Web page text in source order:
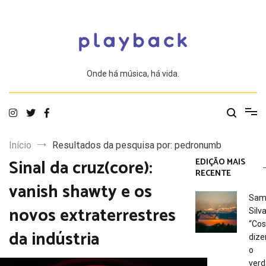
Onde há música, há vida.
Início Resultados da pesquisa por: pedronumb
Sinal da cruz(core):
vanish shawty e os
novos extraterrestres
da indústria
EDIÇÃO MAIS
RECENTE
o